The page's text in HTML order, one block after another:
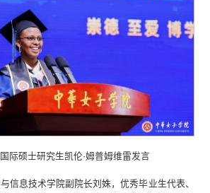
际硕士研究生凯伦·姆普姆维雷发言
信息技术学院副院长刘姝，优秀毕业生代表、